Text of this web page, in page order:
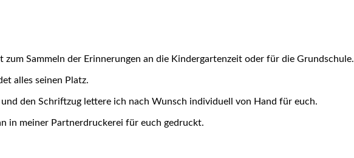
Sammeln der Erinnerungen an die Kindergartenzeit oder für die Grundschule.
alles seinen Platz.
den Schriftzug lettere ich nach Wunsch individuell von Hand für euch.
in meiner Partnerdruckerei für euch gedruckt.